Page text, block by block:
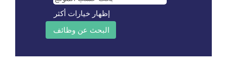
إظهار خيارات أكثر